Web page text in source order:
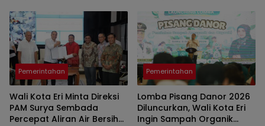
Berintegritas
Pemerintahan
Wali Kota Eri Minta Direksi
PAM Surya Sembada
Percepat Aliran Air Bersih
Pemerintahan
Lomba Pisang Danor 2026
Diluncurkan, Wali Kota Eri
Ingin Sampah Organik